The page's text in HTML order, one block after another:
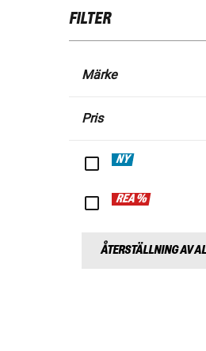
FILTER
Märke
Pris
NY
REA %
ÅTERSTÄLLNING AV